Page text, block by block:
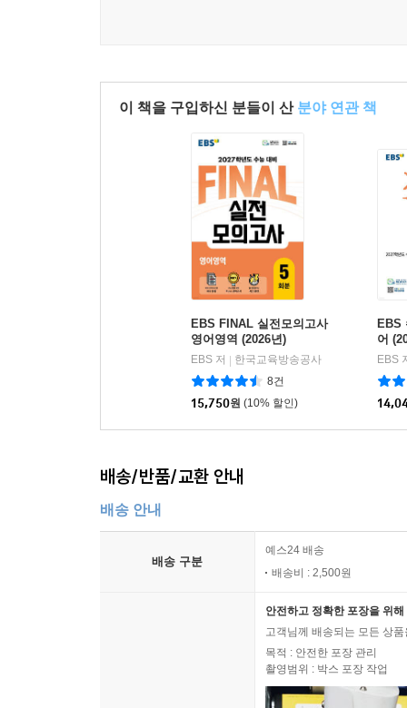
이 책을 구입하신 분들이 산 분야 연관 책
EBS FINAL 실전모의고사
영어영역 (2026년)
EBS 저 | 한국교육방송공사
8건
15,750원 (10% 할인)
EBS
어
EBS
배송/반품/교환 안내
배송 안내
배송 구분
예스24 배송
배송비 : 2,500원
안전하고 정확한 포장을 위
고객님께 배송되는 모든 상
목적 : 안전한 포장 관리
촬영범위 : 박스 포장 작업